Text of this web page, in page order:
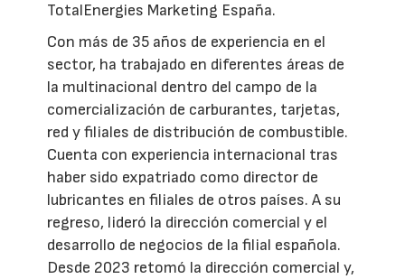
TotalEnergies Marketing España.
Con más de 35 años de experiencia en el
sector, ha trabajado en diferentes áreas de
la multinacional dentro del campo de la
comercialización de carburantes, tarjetas,
red y filiales de distribución de combustible.
Cuenta con experiencia internacional tras
haber sido expatriado como director de
lubricantes en filiales de otros países. A su
regreso, lideró la dirección comercial y el
desarrollo de negocios de la filial española.
Desde 2023 retomó la dirección comercial y,